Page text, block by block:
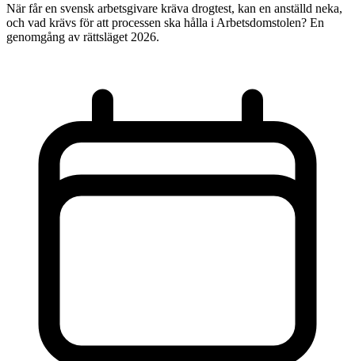
När får en svensk arbetsgivare kräva drogtest, kan en anställd neka,
och vad krävs för att processen ska hålla i Arbetsdomstolen? En
genomgång av rättsläget 2026.